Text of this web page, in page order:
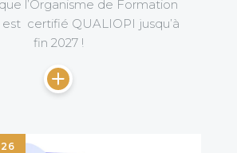
l’Organisme de Formation
est certifié QUALIOPI jusqu’à
fin 2027 !